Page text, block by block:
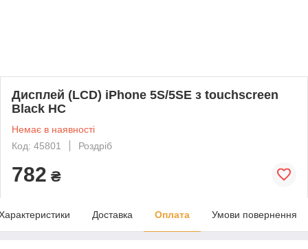
Дисплей (LCD) iPhone 5S/5SE з touchscreen
Black HC
Немає в наявності
Код: 45801
Роздріб
782 ₴
Доставка Оплата Умови повернення